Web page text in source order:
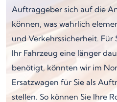
Auftraggeber sich auf die
können, was wahrlich
und Verkehrssicherheit. Für
Ihr Fahrzeug eine länger
benötigt, könnten wir im
Ersatzwagen für Sie als
stellen. So können Sie Ihre